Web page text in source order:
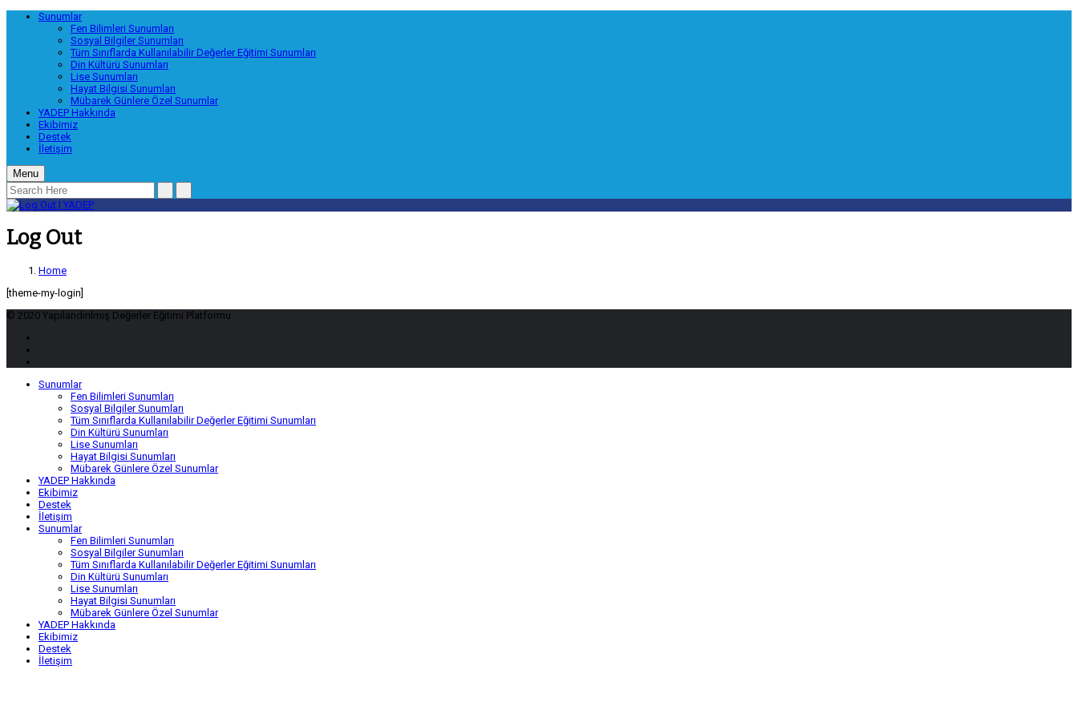
Sunumlar
Fen Bilimleri Sunumları
Sosyal Bilgiler Sunumları
Tüm Sınıflarda Kullanılabilir Değerler Eğitimi Sunumları
Din Kültürü Sunumları
Lise Sunumları
Hayat Bilgisi Sunumları
Mübarek Günlere Özel Sunumlar
YADEP Hakkında
Ekibimiz
Destek
İletişim
Menu
Log Out
Home
[theme-my-login]
© 2020 Yapılandırılmış Değerler Eğitimi Platformu
Sunumlar
Fen Bilimleri Sunumları
Sosyal Bilgiler Sunumları
Tüm Sınıflarda Kullanılabilir Değerler Eğitimi Sunumları
Din Kültürü Sunumları
Lise Sunumları
Hayat Bilgisi Sunumları
Mübarek Günlere Özel Sunumlar
YADEP Hakkında
Ekibimiz
Destek
İletişim
Sunumlar
Fen Bilimleri Sunumları
Sosyal Bilgiler Sunumları
Tüm Sınıflarda Kullanılabilir Değerler Eğitimi Sunumları
Din Kültürü Sunumları
Lise Sunumları
Hayat Bilgisi Sunumları
Mübarek Günlere Özel Sunumlar
YADEP Hakkında
Ekibimiz
Destek
İletişim